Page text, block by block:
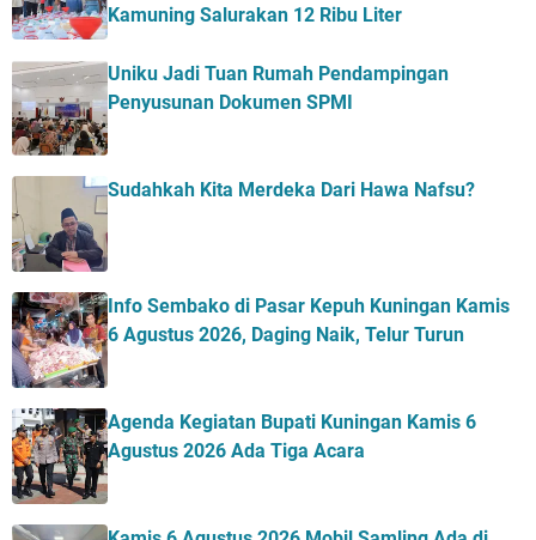
Kamuning Salurakan 12 Ribu Liter
Uniku Jadi Tuan Rumah Pendampingan
Penyusunan Dokumen SPMI
Sudahkah Kita Merdeka Dari Hawa Nafsu?
Info Sembako di Pasar Kepuh Kuningan Kamis
6 Agustus 2026, Daging Naik, Telur Turun
Agenda Kegiatan Bupati Kuningan Kamis 6
Agustus 2026 Ada Tiga Acara